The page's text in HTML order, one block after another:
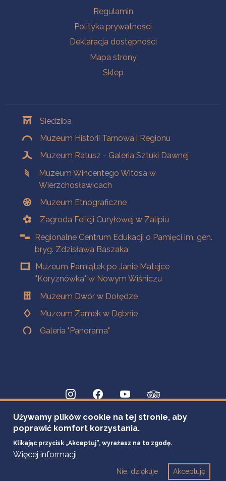
Regulamin
Polityka prywatności
Deklaracja dostępności
Mapa strony
Sklep
Siedziba
Muzeum Historii Tarnowa i Regionu
Muzeum Ratusz - Galeria Sztuki Dawnej
Muzeum Wincentego Witosa w
Wierzchosławicach
Muzeum Etnograficzne
Zagroda Felicji Curyłowej w Zalipiu
Regionalne Centrum Edukacji o Pamięci im. gen.
bryg. Zdzisława Baszaka
Muzeum Pamiątek po Janie Matejce
"Koryznówka" w Nowym Wiśniczu
Muzeum Dwór w Dołędze
Muzeum Zamek w Dębnie
Galeria "Panorama"
Używamy plików cookie na tej stronie, aby
poprawić komfort korzystania.
Klikając przycisk „Akceptuj”, wyrażasz na to zgodę.
Więcej informacji
Akceptuję
Nie, dziękuje